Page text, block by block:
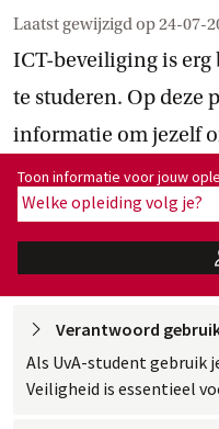
Laatst gewijzigd op24-07-
ICT-beveiliging is
te studeren. Op deze
informatie om jezelf
Toon informatie voor
Toon informatie voor jouw
Welke opleiding volg je?
Verantwoord
Als UvA-student gebruik
Veiligheid is essentieel